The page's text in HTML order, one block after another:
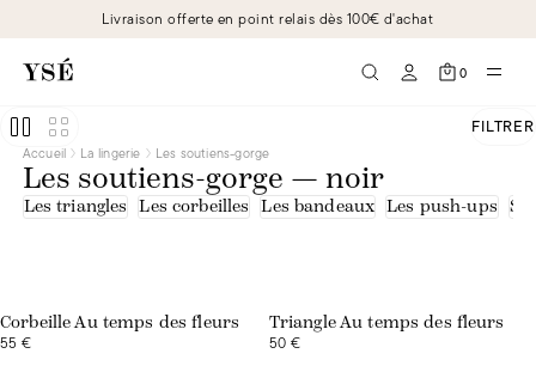
Livraison offerte en point relais dès 100€ d'achat
0
FILTRER
Accueil La lingerie Les soutiens-gorge
Les soutiens-gorge — noir
Les triangles Les corbeilles Les bandeaux Les push-ups
Corbeille Au temps des fleurs
55 €
Triangle Au temps des fleurs
50 €